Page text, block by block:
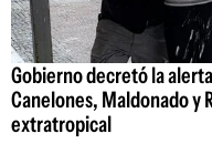
Gobierno decretó la
Canelones, Maldonado y
extratropical